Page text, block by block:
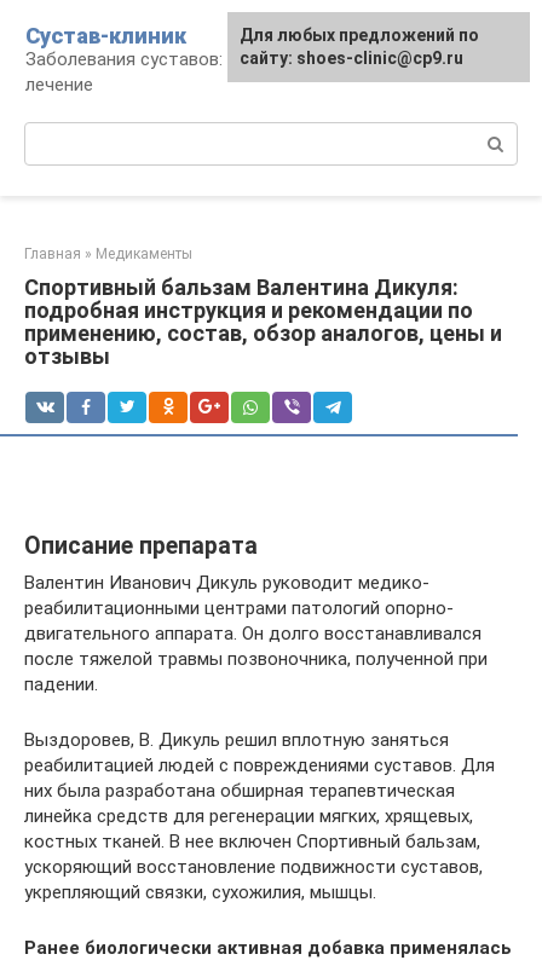
контенту
Сустав-клиник
Заболевания суставов: профилактика и
лечение
Главная » Медикаменты
Спортивный бальзам Валентина Дикуля:
подробная инструкция и рекомендации по
применению, состав, обзор аналогов, цены и
отзывы
Описание препарата
Валентин Иванович Дикуль руководит медико-
реабилитационными центрами патологий опорно-
двигательного аппарата. Он долго восстанавливался
после тяжелой травмы позвоночника, полученной при
падении.
Выздоровев, В. Дикуль решил вплотную заняться
реабилитацией людей с повреждениями суставов. Для
них была разработана обширная терапевтическая
линейка средств для регенерации мягких, хрящевых,
костных тканей. В нее включен Спортивный бальзам,
ускоряющий восстановление подвижности суставов,
укрепляющий связки, сухожилия, мышцы.
Ранее биологически активная добавка применялась
Для любых предложений по
сайту: shoes-clinic@cp9.ru